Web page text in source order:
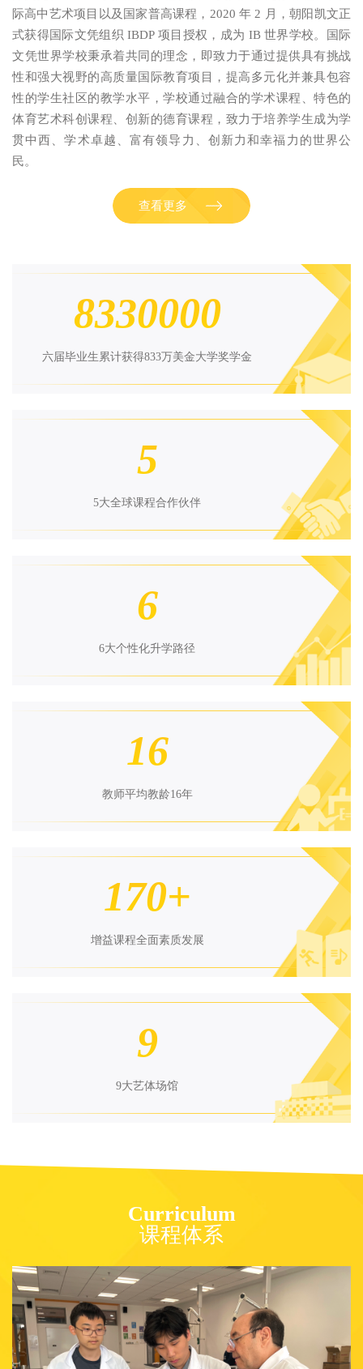
际高中艺术项目以及国家普高课程，2020 年 2 月，朝阳凯文正
式获得国际文凭组织 IBDP 项目授权，成为 IB 世界学校。国际
文凭世界学校秉承着共同的理念，即致力于通过提供具有挑战
性和强大视野的高质量国际教育项目，提高多元化并兼具包容
性的学生社区的教学水平，学校通过融合的学术课程、特色的
体育艺术科创课程、创新的德育课程，致力于培养学生成为学
贯中西、学术卓越、富有领导力、创新力和幸福力的世界公
民。
查看更多
8330000
六届毕业生累计获得833万美金大学奖学金
5
5大全球课程合作伙伴
6
6大个性化升学路径
16
教师平均教龄16年
170+
增益课程全面素质发展
9
9大艺体场馆
Curriculum
课程体系